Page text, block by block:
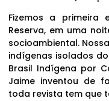
Fizemos a primeira
Reserva, em uma
socioambiental.
indígenas isolados do
Brasil Indígena por
Jaime inventou de
toda revista tem que